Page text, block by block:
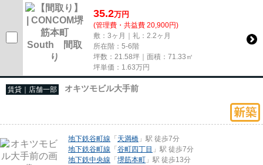
35.2万円
(管理費・共益費 20,900円)
敷：3ヶ月｜礼：2.2ヶ月
所在階：5-6階
坪数：21.58坪｜面積：71.33㎡
坪単価： 1.63万円
賃貸｜店舗一部 オキツモビル大手前
地下鉄谷町線 「天満橋 」駅 徒歩7分
地下鉄谷町線 「谷町四丁目 」駅 徒歩7分
地下鉄中央線 「堺筋本町 」駅 徒歩13分